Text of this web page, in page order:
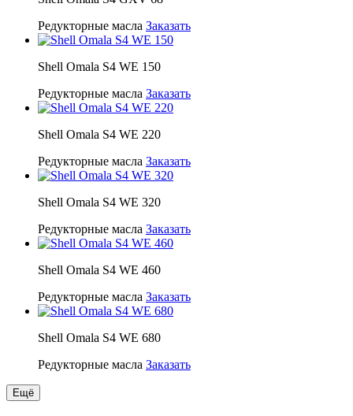
Редукторные масла Заказать
Shell Omala S4 WE 150
Редукторные масла Заказать
Shell Omala S4 WE 220
Редукторные масла Заказать
Shell Omala S4 WE 320
Редукторные масла Заказать
Shell Omala S4 WE 460
Редукторные масла Заказать
Shell Omala S4 WE 680
Редукторные масла Заказать
Ещё